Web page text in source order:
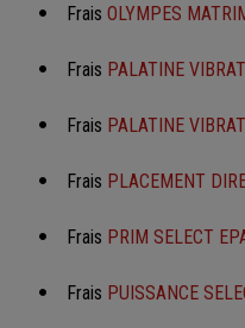
Frais OLYMPES
Frais PALATINE
Frais PALATINE
Frais PLACEMENT
Frais PRIM SELECT
Frais PUISSANCE